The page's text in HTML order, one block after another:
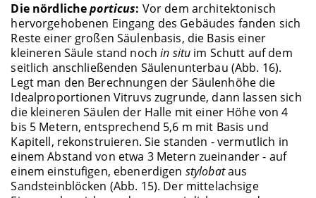
Die nördlicheporticus: Vor dem architektonisch
hervorgehobenen Eingang des Gebäudes fanden sich
Reste einer großen Säulenbasis, die Basis einer
kleineren Säule stand nochin situ im Schutt auf dem
seitlich anschließenden Säulenunterbau (Abb. 16).
Legt man den Berechnungen der Säulenhöhe die
Idealproportionen Vitruvs zugrunde, dann lassen sich
die kleineren Säulen der Halle mit einer Höhe von 4
bis 5 Metern, entsprechend 5,6 m mit Basis und
Kapitell, rekonstruieren. Sie standen - vermutlich in
einem Abstand von etwa 3 Metern zueinander - auf
einem einstufigen, ebenerdigen stylobataus
Sandsteinblöcken (Abb. 15). Der mittelachsige